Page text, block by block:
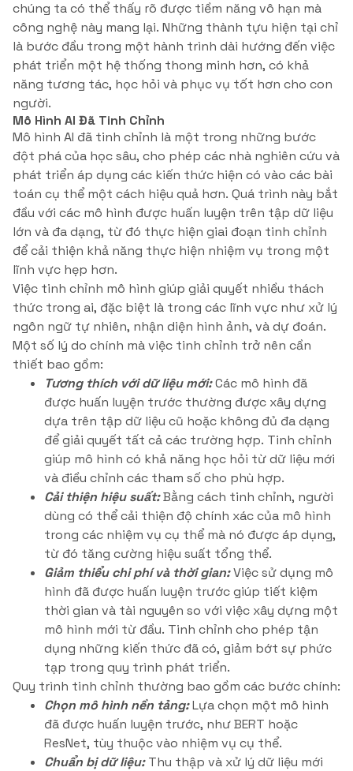
chúng ta có thể thấy rõ được tiềm năng vô hạn mà
công nghệ này mang lại. Những thành tựu hiện tại chỉ
là bước đầu trong một hành trình dài hướng đến việc
phát triển một hệ thống thong minh hơn, có khả
năng tương tác, học hỏi và phục vụ tốt hơn cho con
người.
Mô Hình AI Đã Tinh Chỉnh
Mô hình AI đã tinh chỉnh là một trong những bước
đột phá của học sâu, cho phép các nhà nghiên cứu và
phát triển áp dụng các kiến thức hiện có vào các bài
toán cụ thể một cách hiệu quả hơn. Quá trình này bắt
đầu với các mô hình được huấn luyện trên tập dữ liệu
lớn và đa dạng, từ đó thực hiện giai đoạn tinh chỉnh
để cải thiện khả năng thực hiện nhiệm vụ trong một
lĩnh vực hẹp hơn.
Việc tinh chỉnh mô hình giúp giải quyết nhiều thách
thức trong ai, đặc biệt là trong các lĩnh vực như xử lý
ngôn ngữ tự nhiên, nhận diện hình ảnh, và dự đoán.
Một số lý do chính mà việc tinh chỉnh trở nên cần
thiết bao gồm:
Tương thích với dữ liệu mới:Các mô hình đã
được huấn luyện trước thường được xây dựng
dựa trên tập dữ liệu cũ hoặc không đủ đa dạng
để giải quyết tất cả các trường hợp. Tinh chỉnh
giúp mô hình có khả năng học hỏi từ dữ liệu mới
và điều chỉnh các tham số cho phù hợp.
Cải thiện hiệu suất:Bằng cách tinh chỉnh, người
dùng có thể cải thiện độ chính xác của mô hình
trong các nhiệm vụ cụ thể mà nó được áp dụng,
từ đó tăng cường hiệu suất tổng thể.
Giảm thiểu chi phí và thời gian:Việc sử dụng mô
hình đã được huấn luyện trước giúp tiết kiệm
thời gian và tài nguyên so với việc xây dựng một
mô hình mới từ đầu. Tinh chỉnh cho phép tận
dụng những kiến thức đã có, giảm bớt sự phức
tạp trong quy trình phát triển.
Quy trình tinh chỉnh thường bao gồm các bước chính:
Chọn mô hình nền tảng:Lựa chọn một mô hình
đã được huấn luyện trước, như BERT hoặc
ResNet, tùy thuộc vào nhiệm vụ cụ thể.
Chuẩn bị dữ liệu:Thu thập và xử lý dữ liệu mới